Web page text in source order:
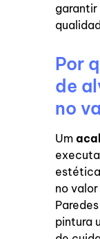
garantir
Por
de
no
Um
no
pintura